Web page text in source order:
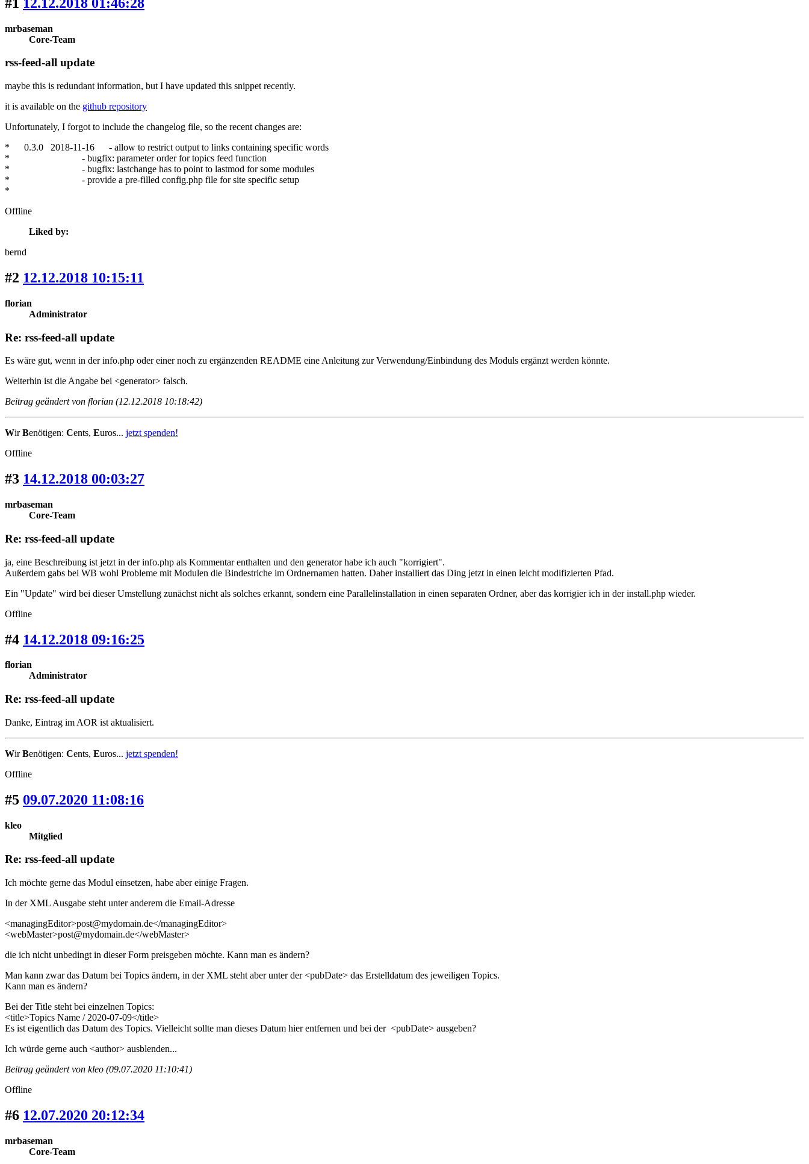
mrbaseman
Core-Team
rss-feed-all update
maybe this is redundant information, but I have updated this snippet recently.
it is available on the github repository
Unfortunately, I forgot to include the changelog file, so the recent changes are:
* 0.3.0 2018-11-16 - allow to restrict output to links containing specific words
* - bugfix: parameter order for topics feed function
* - bugfix: lastchange has to point to lastmod for some modules
* - provide a pre-filled config.php file for site specific setup
*
Offline
Liked by:
bernd
#2 12.12.2018 10:15:11
florian
Administrator
Re: rss-feed-all update
Es wäre gut, wenn in der info.php oder einer noch zu ergänzenden README eine Anleitung zur Verwendung/Einbindung des Moduls ergänzt werden könnte.
Weiterhin ist die Angabe bei <generator> falsch.
Beitrag geändert von florian (12.12.2018 10:18:42)
WirBenötigen: Cents, Euros... jetzt spenden!
Offline
#3 14.12.2018 00:03:27
mrbaseman
Core-Team
Re: rss-feed-all update
ja, eine Beschreibung ist jetzt in der info.php als Kommentar enthalten und den generator habe ich auch "korrigiert".
Außerdem gabs bei WB wohl Probleme mit Modulen die Bindestriche im Ordnernamen hatten. Daher installiert das Ding jetzt in einen leicht modifizierten Pfad.
Ein "Update" wird bei dieser Umstellung zunächst nicht als solches erkannt, sondern eine Parallelinstallation in einen separaten Ordner, aber das korrigier ich in der install.php wieder.
Offline
#4 14.12.2018 09:16:25
florian
Administrator
Re: rss-feed-all update
Danke, Eintrag im AOR ist aktualisiert.
WirBenötigen: Cents, Euros... jetzt spenden!
Offline
#5 09.07.2020 11:08:16
kleo
Mitglied
Re: rss-feed-all update
Ich möchte gerne das Modul einsetzen, habe aber einige Fragen.
In der XML Ausgabe steht unter anderem die Email-Adresse
<managingEditor>post@mydomain.de</managingEditor>
<webMaster>post@mydomain.de</webMaster>
die ich nicht unbedingt in dieser Form preisgeben möchte. Kann man es ändern?
Man kann zwar das Datum bei Topics ändern, in der XML steht aber unter der <pubDate> das Erstelldatum des jeweiligen Topics.
Kann man es ändern?
Bei der Title steht bei einzelnen Topics:
<title>Topics Name / 2020-07-09</title>
Es ist eigentlich das Datum des Topics. Vielleicht sollte man dieses Datum hier entfernen und bei der <pubDate> ausgeben?
Ich würde gerne auch <author> ausblenden...
Beitrag geändert von kleo (09.07.2020 11:10:41)
Offline
#6 12.07.2020 20:12:34
mrbaseman
Core-Team